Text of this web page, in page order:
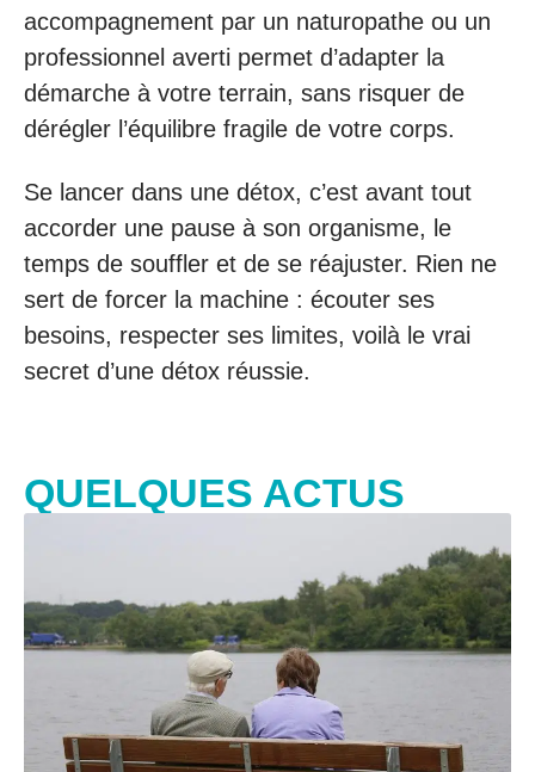
accompagnement par un naturopathe ou un
professionnel averti permet d’adapter la
démarche à votre terrain, sans risquer de
dérégler l’équilibre fragile de votre corps.
Se lancer dans une détox, c’est avant tout
accorder une pause à son organisme, le
temps de souffler et de se réajuster. Rien ne
sert de forcer la machine : écouter ses
besoins, respecter ses limites, voilà le vrai
secret d’une détox réussie.
QUELQUES ACTUS